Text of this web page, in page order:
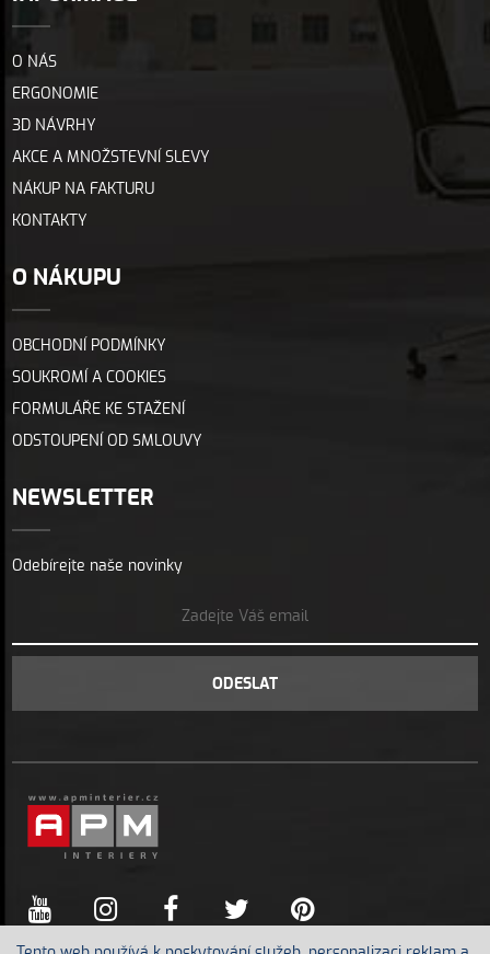
O NÁS
ERGONOMIE
3D NÁVRHY
AKCE A MNOŽSTEVNÍ SLEVY
NÁKUP NA FAKTURU
KONTAKTY
O NÁKUPU
OBCHODNÍ PODMÍNKY
SOUKROMÍ A COOKIES
FORMULÁŘE KE STAŽENÍ
ODSTOUPENÍ OD SMLOUVY
NEWSLETTER
Odebírejte naše novinky
ODESLAT